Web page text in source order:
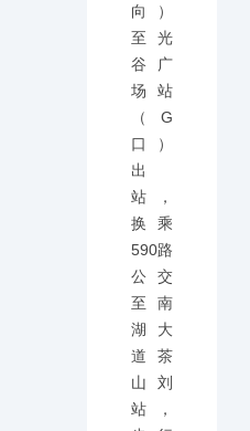
向）
至光
谷广
场站
（G
口）
出
站，
换乘
590路
公交
至南
湖大
道茶
山刘
站，